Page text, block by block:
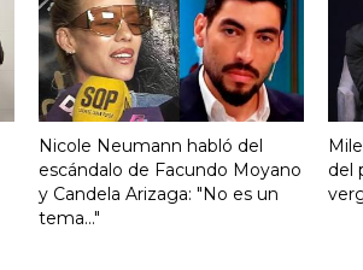
Nicole Neumann habló del
escándalo de Facundo Moyano
y Candela Arizaga: "No es un
tema..."
del